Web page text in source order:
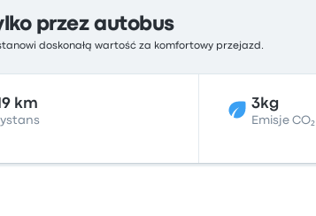
przez autobus
doskonałą wartość za komfortowy przejazd.
km 3kg
Emisje CO₂